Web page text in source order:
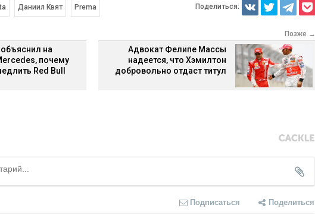
Даниил Квят Prema Поделиться:
на
почему
Red Bull
Позже →
Адвокат Фелипе Массы
надеется, что Хэмилтон
добровольно отдаст титул
Подписаться Поделиться